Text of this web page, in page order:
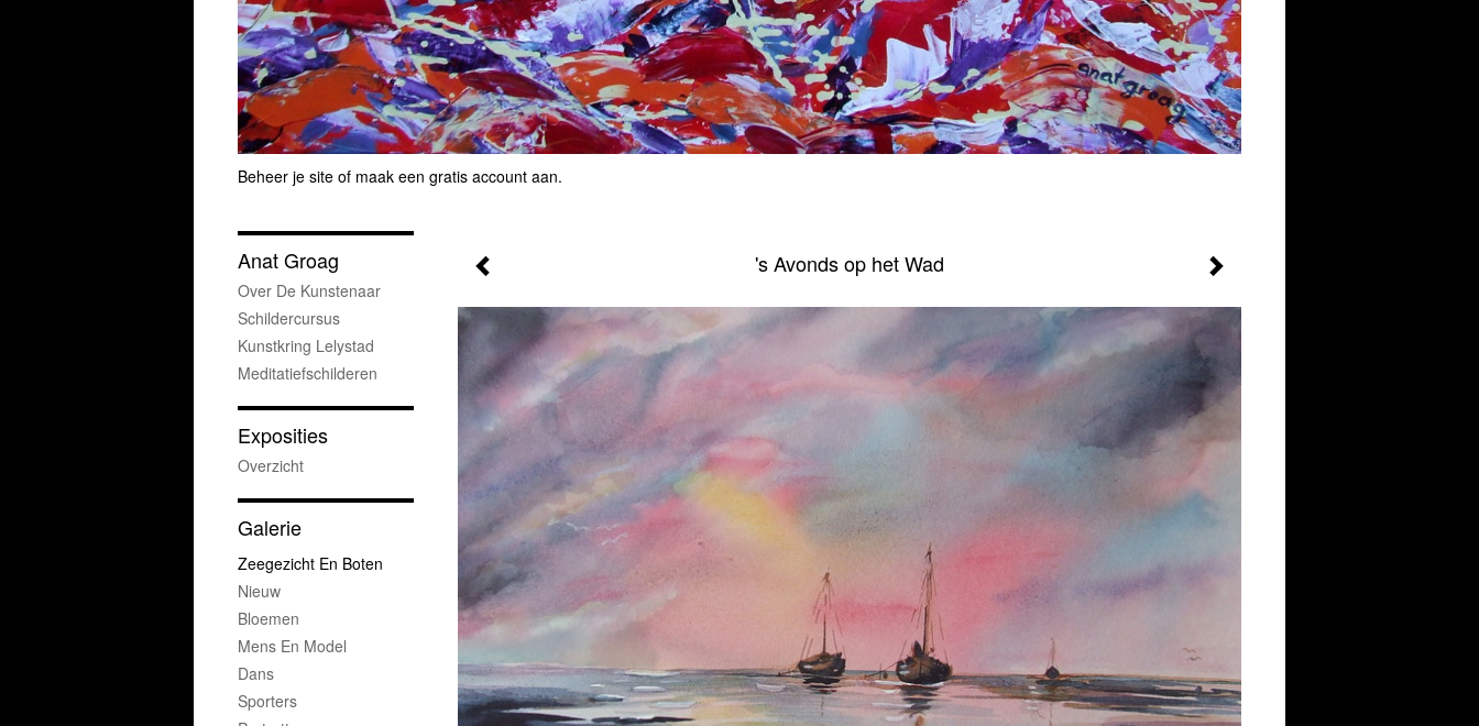
Beheer je site of maak een gratis account aan.
's Avonds op het Wad
Anat Groag
Over De Kunstenaar
Schildercursus
Kunstkring Lelystad
Meditatiefschilderen
Exposities
Overzicht
Galerie
Zeegezicht En Boten
Nieuw
Bloemen
Mens En Model
Dans
Sporters